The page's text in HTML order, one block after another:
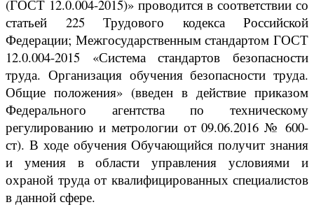
(ГОСТ 12.0.004-2015)» проводится в соответствии со
статьей 225 Трудового кодекса Российской
Федерации; Межгосударственным стандартом ГОСТ
12.0.004-2015 «Система стандартов безопасности
труда. Организация обучения безопасности труда.
Общие положения» (введен в действие приказом
Федерального агентства по техническому
регулированию и метрологии от 09.06.2016 № 600-
ст). В ходе обучения Обучающийся получит знания
и умения в области управления условиями и
охраной труда от квалифицированных специалистов
в данной сфере.